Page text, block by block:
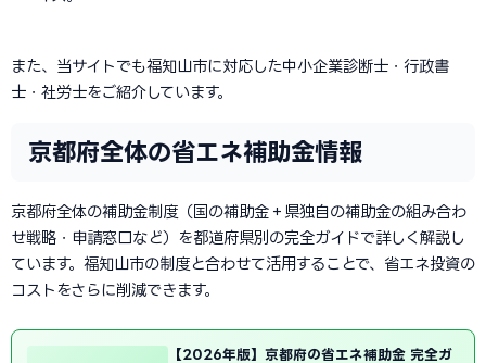
また、当サイトでも福知山市に対応した中小企業診断士・行政書
士・社労士をご紹介しています。
京都府全体の省エネ補助金情報
京都府全体の補助金制度（国の補助金＋県独自の補助金の組み合わ
せ戦略・申請窓口など）を都道府県別の完全ガイドで詳しく解説し
ています。福知山市の制度と合わせて活用することで、省エネ投資の
コストをさらに削減できます。
【2026年版】京都府の省エネ補助金 完全ガ